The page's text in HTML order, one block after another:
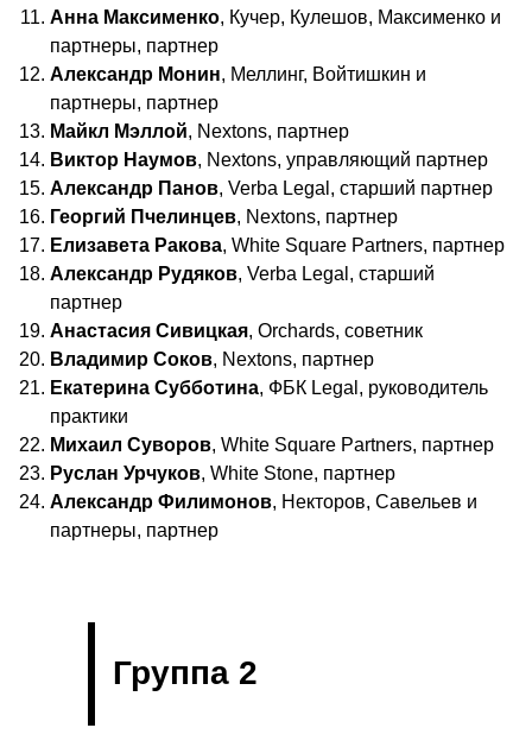
Анна Максименко, Кучер, Кулешов, Максименко и
партнеры, партнер
Александр Монин, Меллинг, Войтишкин и
партнеры, партнер
Майкл Мэллой, Nextons, партнер
Виктор Наумов, Nextons, управляющий партнер
Александр Панов, Verba Legal, старший партнер
Георгий Пчелинцев, Nextons, партнер
Елизавета Ракова, White Square Partners, партнер
Александр Рудяков, Verba Legal, старший
партнер
Анастасия Сивицкая, Orchards, советник
Владимир Соков, Nextons, партнер
Екатерина Субботина, ФБК Legal, руководитель
практики
Михаил Суворов, White Square Partners, партнер
Руслан Урчуков, White Stone, партнер
Александр Филимонов, Некторов, Савельев и
партнеры, партнер
Группа 2